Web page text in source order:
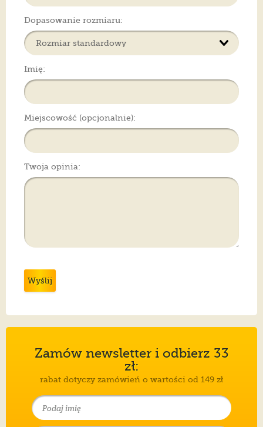
Dopasowanie rozmiaru:
Imię:
Miejscowość (opcjonalnie):
Twoja opinia:
Wyślij
Zamów newsletter i odbierz 33
zł:
rabat dotyczy zamówień o wartości od 149 zł